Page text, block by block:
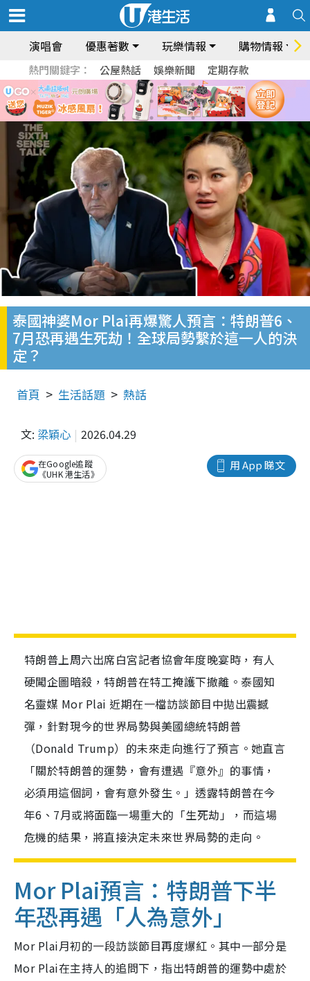
演唱會 優惠著數 玩樂情報 購物情報
熱門關鍵字： 公屋熱話 娛樂新聞 定期存款
泰國神婆Mor Plai再爆驚人預言：特朗普6、
7月恐再遇生死劫！全球局勢繫於這一人的決
定？
首頁 生活話題 熱話
文: 梁穎心 2026.04.29
用 App 睇文
在Google追蹤
《UHK 港生活》
特朗普上周六出席白宮記者協會年度晚宴時，有人
硬闖企圖暗殺，特朗普在特工掩護下撤離。泰國知
名靈媒 Mor Plai 近期在一檔訪談節目中拋出震撼
彈，針對現今的世界局勢與美國總統特朗普
（Donald Trump）的未來走向進行了預言。她直言
「關於特朗普的運勢，會有遭遇『意外』的事情，
必須用這個詞，會有意外發生。」透露特朗普在今
年6、7月或將面臨一場重大的「生死劫」，而這場
危機的結果，將直接決定未來世界局勢的走向。
Mor Plai預言：特朗普下半
年恐再遇「人為意外」
Mor Plai月初的一段訪談節目再度爆紅。其中一部分是
Mor Plai在主持人的追問下，指出特朗普的運勢中處於